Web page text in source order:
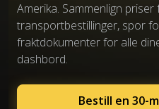
Amerika. Sammenlign
transportbestillinger, spor
fraktdokumenter for alle
dashbord.
Bestill en 30-